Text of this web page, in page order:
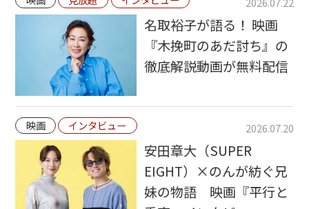
名取裕子が語る！ 映画
『木挽町のあだ討ち』の
徹底解説動画が無料配信
映画 インタビュー 2026.07.20
安田章大（SUPER
EIGHT）×のんが紡ぐ兄
妹の物語 映画『平行と